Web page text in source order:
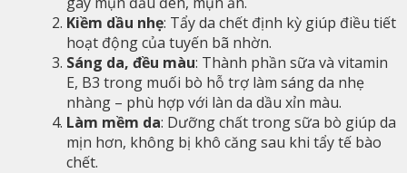
Kiềm dầu nhẹ: Tẩy da chết định kỳ giúp điều tiết
hoạt động của tuyến bã nhờn.
Sáng da, đều màu: Thành phần sữa và vitamin
E, B3 trong muối bò hỗ trợ làm sáng da nhẹ
nhàng – phù hợp với làn da dầu xỉn màu.
Làm mềm da: Dưỡng chất trong sữa bò giúp da
mịn hơn, không bị khô căng sau khi tẩy tế bào
chết.